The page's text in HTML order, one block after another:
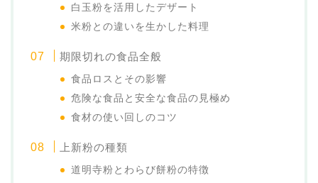
白玉粉を活用したデザート
米粉との違いを生かした料理
期限切れの食品全般
食品ロスとその影響
危険な食品と安全な食品の見極め
食材の使い回しのコツ
上新粉の種類
道明寺粉とわらび餅粉の特徴